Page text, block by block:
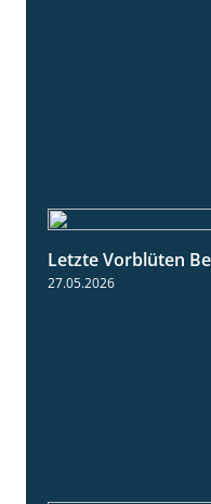
Letzte Vorblüten
27.05.2026